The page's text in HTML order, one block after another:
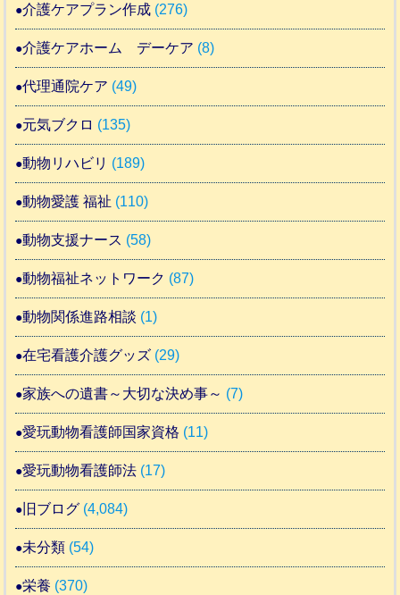
介護ケアプラン作成 (276)
介護ケアホーム デーケア (8)
代理通院ケア (49)
元気ブクロ (135)
動物リハビリ (189)
動物愛護 福祉 (110)
動物支援ナース (58)
動物福祉ネットワーク (87)
動物関係進路相談 (1)
在宅看護介護グッズ (29)
家族への遺書～大切な決め事～ (7)
愛玩動物看護師国家資格 (11)
愛玩動物看護師法 (17)
旧ブログ (4,084)
未分類 (54)
栄養 (370)